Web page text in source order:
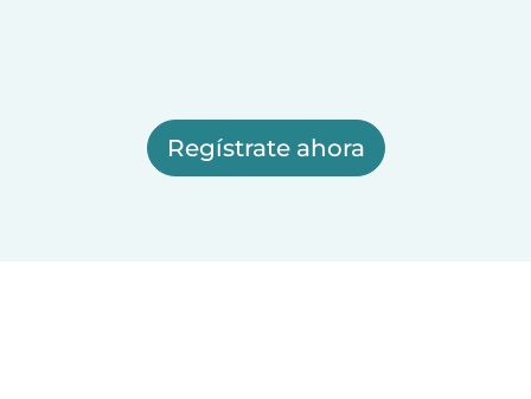
Regístrate ahora